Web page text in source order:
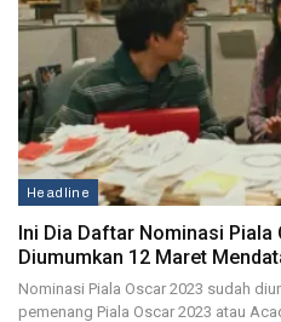
Headline
Ini Dia Daftar Nominasi Piala
Diumumkan 12 Maret
Nominasi Piala Oscar 2023 sudah
pemenang Piala Oscar 2023 atau